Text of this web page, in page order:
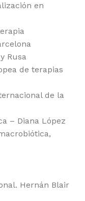
en
Rusa
de terapias
de la
– Diana López
Hernán Blair